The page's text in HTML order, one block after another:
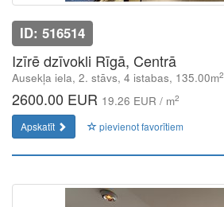
ID: 516514
Izīrē dzīvokli Rīgā, Centrā
Ausekļa iela, 2. stāvs, 4 istabas, 135.00m2
2600.00 EUR 19.26 EUR / m2
Apskatīt pievienot favorītiem